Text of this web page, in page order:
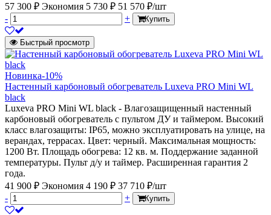
57 300 ₽ Экономия 5 730 ₽ 51 570 ₽/шт
-
+ Купить
Быстрый просмотр
Новинка-10%
Настенный карбоновый обогреватель Luxeva PRO Mini WL
black
Luxeva PRO Mini WL black - Влагозащищенный настенный
карбоновый обогреватель с пультом ДУ и таймером. Высокий
класс влагозащиты: IP65, можно эксплуатировать на улице, на
верандах, террасах. Цвет: черный. Максимальная мощность:
1200 Вт. Площадь обогрева: 12 кв. м. Поддержание заданной
температуры. Пульт д/у и таймер. Расширенная гарантия 2
года.
41 900 ₽ Экономия 4 190 ₽ 37 710 ₽/шт
-
+ Купить